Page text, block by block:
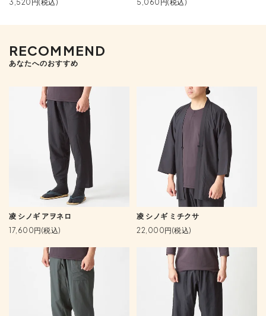
3,520円(税込)
5,060円(税込)
RECOMMEND
あなたへのおすすめ
凌 シノギ アヲネロ
17,600円(税込)
凌 シノギ ミチクサ
22,000円(税込)